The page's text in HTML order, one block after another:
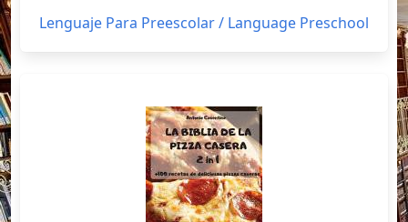
Lenguaje Para Preescolar / Language Preschool